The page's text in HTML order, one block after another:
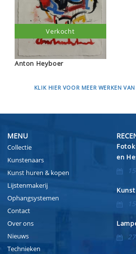
Anton Heyboer
Verkocht
KLIK HIER VOOR MEER WERKEN
MENU
Collectie
Kunstenaars
Kunst huren & kopen
Lijstenmakerij
Ophangsystemen
Contact
Over ons
Nieuws
Technieken
en